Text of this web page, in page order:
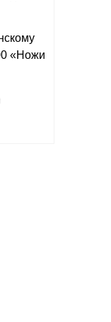
«Ножи